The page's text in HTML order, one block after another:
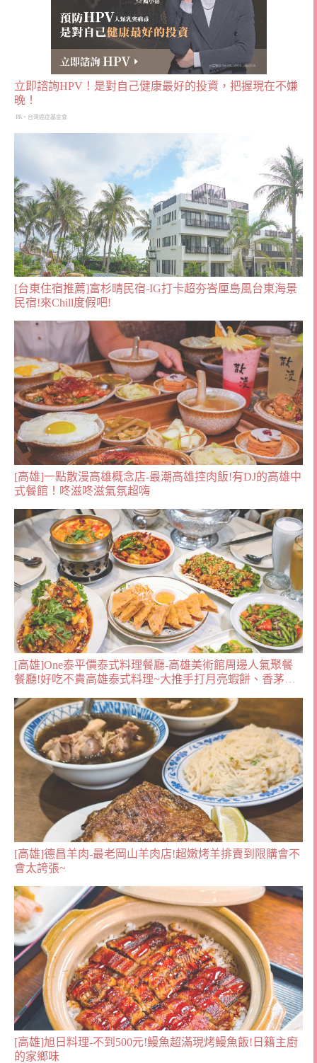
立即諮詢HPV！是對自己健康最好的投資，把握現在不嫌
晚！
PR・台灣癌症基金會
[台東住宿推薦]富杉晴民宿-IG打卡超夯峇厘島風台東海景
民宿!來Chill度假吧!
[高雄]一點散漫高雄概念店-最潮高雄控肉飯!有DJ的高雄中
式餐館！咚滋咚滋氣氛超嗨
[高雄]One泰平價泰式料理餐廳-高雄美術館周邊人氣聚餐
餐廳!好吃不貴高雄泰式料理~大推手打月亮蝦餅、香茅辣
[高雄]德昌羊肉-最老岡山羊肉店!超嫩烤羊排賣到限購會不
會太誇張~
[高雄]旭日料理-不到500元!鰻魚超滿現烤鰻魚飯!日籍主廚
的家鄉味